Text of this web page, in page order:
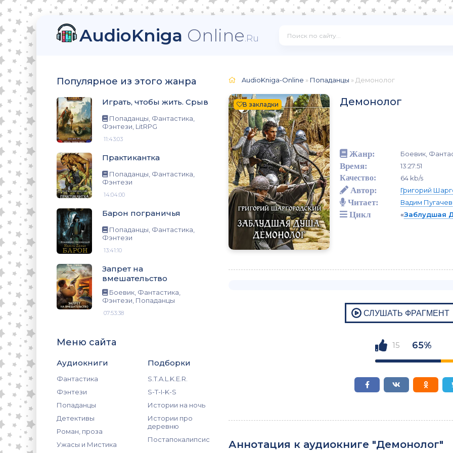
AudioKniga Online.Ru
Популярное из этого жанра
Играть, чтобы жить. Срыв
Попаданцы, Фантастика,
Фэнтези, LitRPG
11:43:03
Практикантка
Попаданцы, Фантастика,
Фэнтези
14:04:00
Барон пограничья
Попаданцы, Фантастика,
Фэнтези
13:41:10
Запрет на
вмешательство
Боевик, Фантастика,
Фэнтези, Попаданцы
07:53:38
Меню сайта
Аудиокниги
Фантастика
Фэнтези
Попаданцы
Детективы
Роман, проза
Ужасы и Мистика
Подборки
S.T.A.L.K.E.R.
S-T-I-K-S
Истории на ночь
Истории про
деревню
Постапокалипсис
AudioKniga-Online » Попаданцы » Демонолог
В закладки Демонолог
Жанр: Боевик,
Время:
13:27:51
Качество:
64 kb/s
Автор: Григорий
Читает: Вадим Пугачев
Цикл «Заблудшая
15 65%
Аннотация к аудиокниге "Демонолог"
LitRPG
Попаданцы